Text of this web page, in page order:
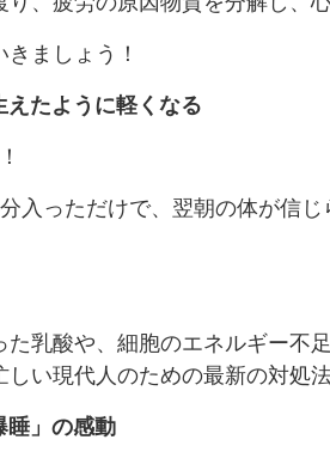
ましょう！
たように軽くなる
入っただけで、翌朝の体が信
乳酸や、細胞のエネルギー不
い現代人のための最新の対処
睡」の感動